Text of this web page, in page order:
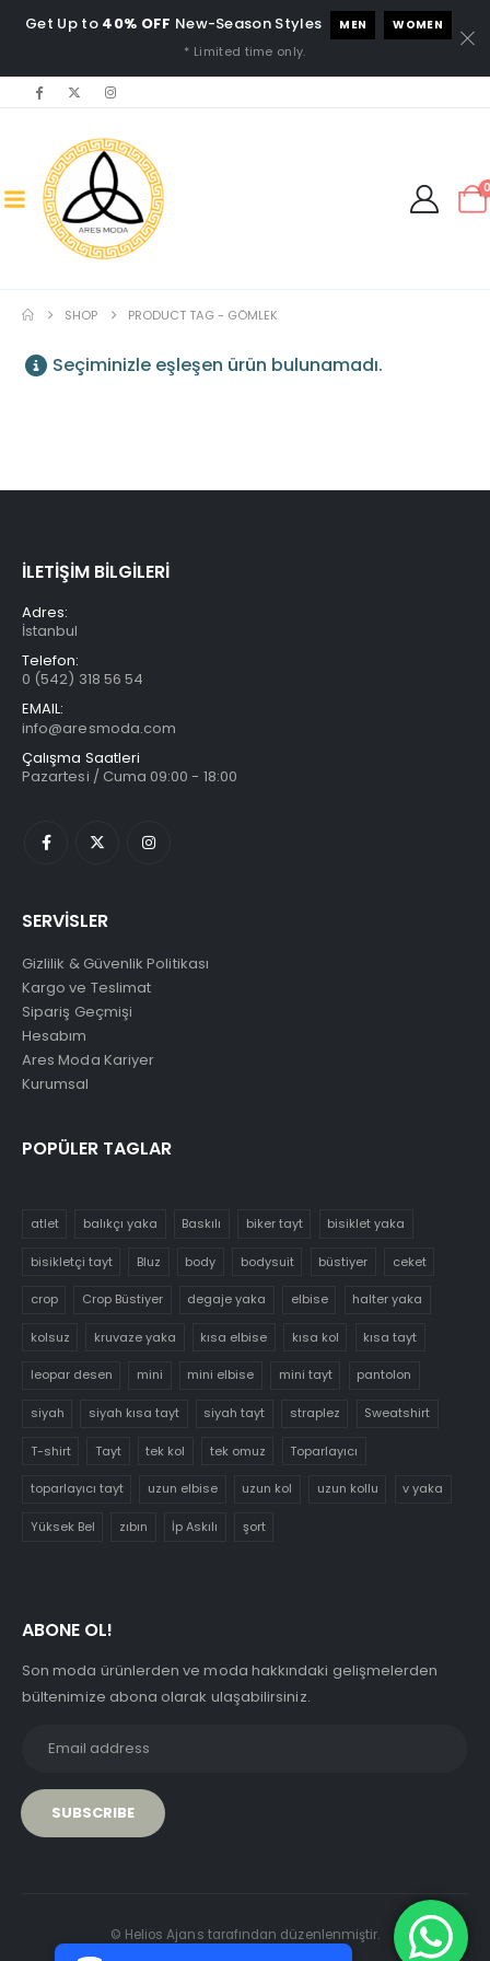
7/24 Canlı Destek
Get Up to 40% OFF New-Season Styles MEN WOMEN
* Limited time only.
SHOP PRODUCT TAG - GÖMLEK
Seçiminizle eşleşen ürün bulunamadı.
İLETİŞİM BİLGİLERİ
Adres:
İstanbul
Telefon:
0 (542) 318 56 54
EMAIL:
info@aresmoda.com
Çalışma Saatleri
Pazartesi / Cuma 09:00 - 18:00
SERVİSLER
Gizlilik & Güvenlik Politikası
Kargo ve Teslimat
Sipariş Geçmişi
Hesabım
Ares Moda Kariyer
Kurumsal
POPÜLER TAGLAR
atlet balıkçı yaka Baskılı biker tayt bisiklet yaka
bisikletçi tayt Bluz body bodysuit büstiyer ceket
crop Crop Büstiyer degaje yaka elbise halter yaka
kolsuz kruvaze yaka kısa elbise kısa kol kısa tayt
leopar desen mini mini elbise mini tayt pantolon
siyah siyah kısa tayt siyah tayt straplez Sweatshirt
T-shirt Tayt tek kol tek omuz Toparlayıcı
toparlayıcı tayt uzun elbise uzun kol uzun kollu v yaka
Yüksek Bel zıbın İp Askılı şort
ABONE OL!
Son moda ürünlerden ve moda hakkındaki gelişmelerden
bültenimize abona olarak ulaşabilirsiniz.
© Helios Ajans tarafından düzenlenmiştir.